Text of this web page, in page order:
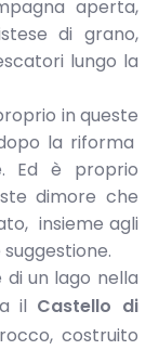
aperta,
di grano,
lungo la
in queste
la riforma
Ed è proprio
dimore che
insieme agli
di un lago nella
il Castello di
costruito